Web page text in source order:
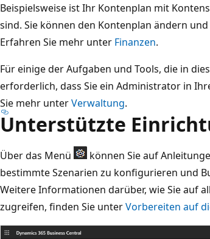
Beispielsweise ist Ihr Kontenplan mit
sind. Sie können den Kontenplan ändern
Erfahren Sie mehr unter Finanzen.
Für einige der Aufgaben und Tools, die in
erforderlich, dass Sie ein Administrator in
Sie mehr unterVerwaltung.
Unterstützte
Über das Menü
können Sie auf
bestimmte Szenarien zu konfigurieren und
Weitere Informationen darüber, wie Sie auf
zugreifen, finden Sie unterVorbereiten auf